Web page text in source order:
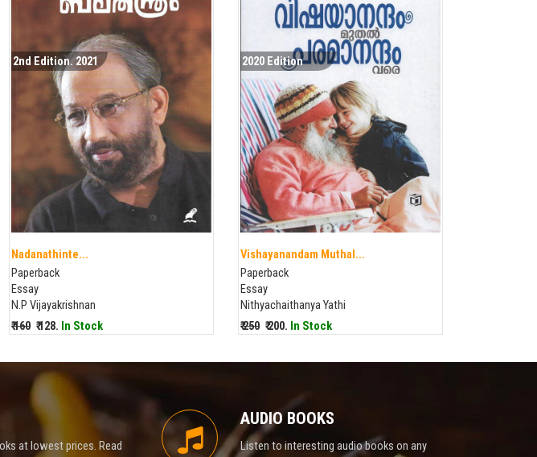
2nd Edition. 2021
Nadanathinte...
Paperback
Essay
N.P Vijayakrishnan
₹ 160 ₹ 128. In Stock
2020 Edition
Vishayanandam Muthal...
Paperback
Essay
Nithyachaithanya Yathi
₹ 250 ₹ 200. In Stock
at lowest prices. Read
AUDIO BOOKS
Listen to interesting audio books on any